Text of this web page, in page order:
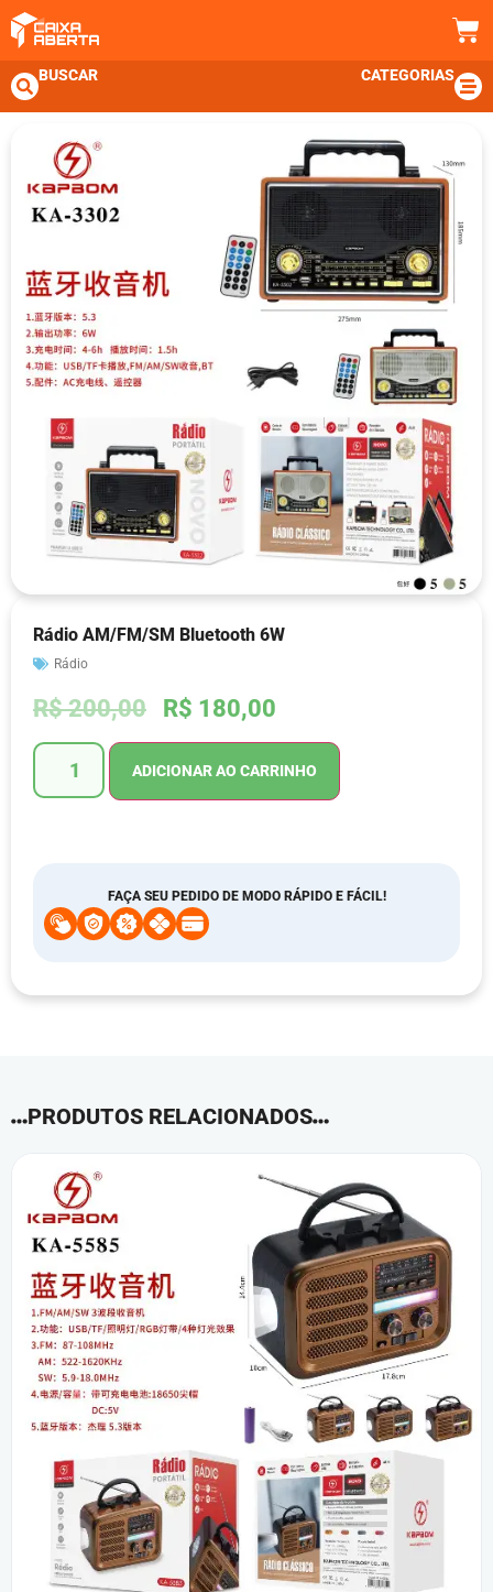
BUSCAR CATEGORIAS
Rádio AM/FM/SM Bluetooth 6W
Rádio
R$200,00 R$ 180,00
ADICIONAR AO CARRINHO
FAÇA SEU PEDIDO DE MODO RÁPIDO E FÁCIL!
PRODUTOS RELACIONADOS